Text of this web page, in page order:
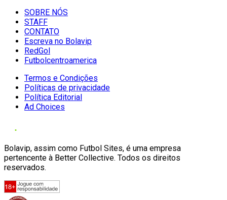
SOBRE NÓS
STAFF
CONTATO
Escreva no Bolavip
RedGol
Futbolcentroamerica
Termos e Condições
Políticas de privacidade
Política Editorial
Ad Choices
Bolavip, assim como Futbol Sites, é uma empresa
pertencente à Better Collective. Todos os direitos
reservados.